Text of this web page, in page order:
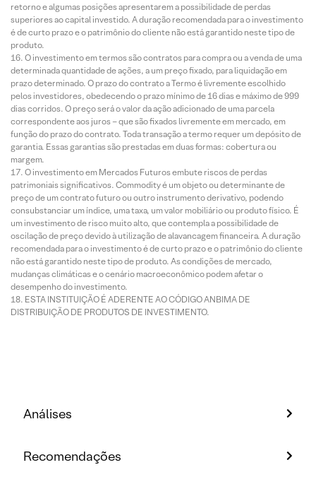
retorno e algumas posições apresentarem a possibilidade de perdas
superiores ao capital investido. A duração recomendada para o investimento
é de curto prazo e o patrimônio do cliente não está garantido neste tipo de
produto.
O investimento em termos são contratos para compra ou a venda de uma
determinada quantidade de ações, a um preço fixado, para liquidação em
prazo determinado. O prazo do contrato a Termo é livremente escolhido
pelos investidores, obedecendo o prazo mínimo de 16 dias e máximo de 999
dias corridos. O preço será o valor da ação adicionado de uma parcela
correspondente aos juros – que são fixados livremente em mercado, em
função do prazo do contrato. Toda transação a termo requer um depósito de
garantia. Essas garantias são prestadas em duas formas: cobertura ou
margem.
O investimento em Mercados Futuros embute riscos de perdas
patrimoniais significativos. Commodity é um objeto ou determinante de
preço de um contrato futuro ou outro instrumento derivativo, podendo
consubstanciar um índice, uma taxa, um valor mobiliário ou produto físico. É
um investimento de risco muito alto, que contempla a possibilidade de
oscilação de preço devido à utilização de alavancagem financeira. A duração
recomendada para o investimento é de curto prazo e o patrimônio do cliente
não está garantido neste tipo de produto. As condições de mercado,
mudanças climáticas e o cenário macroeconômico podem afetar o
desempenho do investimento.
ESTA INSTITUIÇÃO É ADERENTE AO CÓDIGO ANBIMA DE
DISTRIBUIÇÃO DE PRODUTOS DE INVESTIMENTO.
Análises
Recomendações